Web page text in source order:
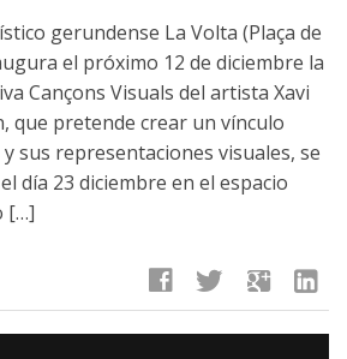
gerundense La Volta (Plaça de
el próximo 12 de diciembre la
Cançons Visuals del artista Xavi
que pretende crear un vínculo
sus representaciones visuales, se
día 23 diciembre en el espacio
[…]
facebook twitter google linkedin